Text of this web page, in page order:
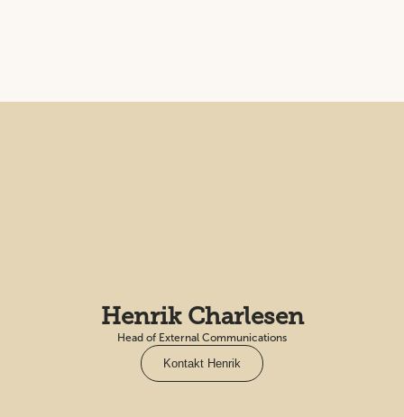
Henrik Charlesen
Head of External Communications
Kontakt Henrik